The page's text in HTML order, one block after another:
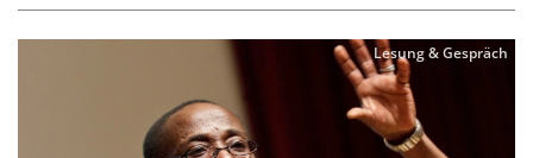
Lesung & Gespräch